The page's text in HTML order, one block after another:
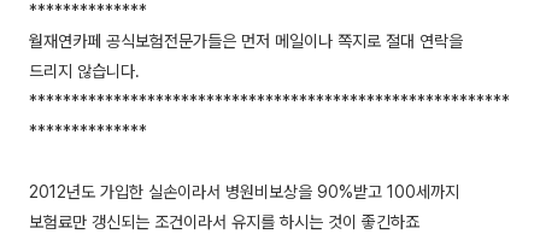
**************
월재연카페 공식보험전문가들은 먼저 메일이나 쪽지로 절대 연락을
드리지 않습니다.
*********************************************************
**************
2012년도 가입한 실손이라서 병원비보상을 90%받고 100세까지
보험료만 갱신되는 조건이라서 유지를 하시는 것이 좋긴하죠